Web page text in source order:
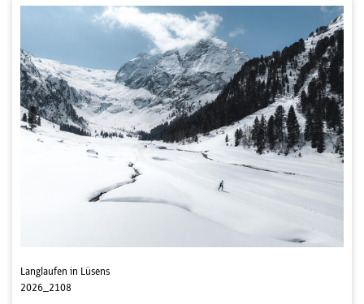
Langlaufen in Lüsens
2026_2108